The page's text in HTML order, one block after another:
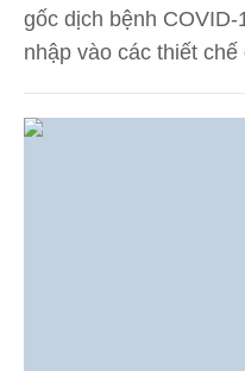
gốc dịch bệnh
nhập vào các thiết chế